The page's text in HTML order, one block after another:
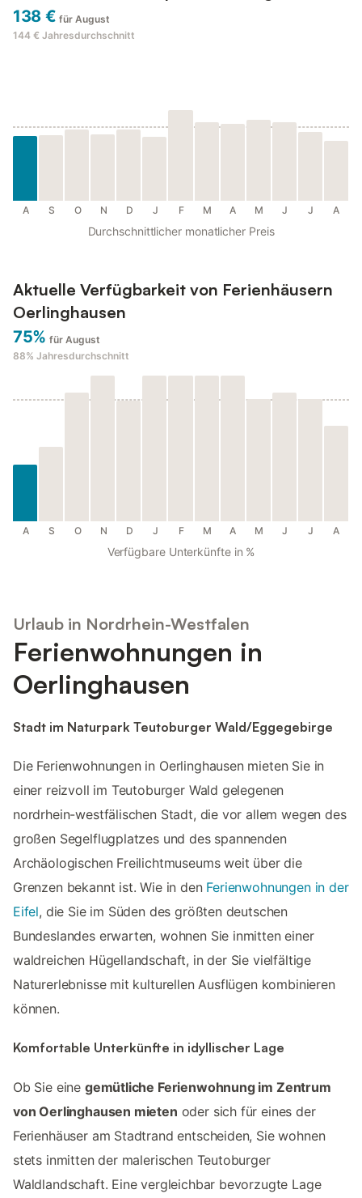
138 € für August
144 € Jahresdurchschnitt
A S O N D J F M A M J J A
Durchschnittlicher monatlicher Preis
Aktuelle Verfügbarkeit von Ferienhäusern
Oerlinghausen
75% für August
88% Jahresdurchschnitt
A S O N D J F M A M J J A
Verfügbare Unterkünfte in %
Urlaub in Nordrhein-Westfalen
Ferienwohnungen in
Oerlinghausen
Stadt im Naturpark Teutoburger Wald/Eggegebirge
Die Ferienwohnungen in Oerlinghausen mieten Sie in
einer reizvoll im Teutoburger Wald gelegenen
nordrhein-westfälischen Stadt, die vor allem wegen des
großen Segelflugplatzes und des spannenden
Archäologischen Freilichtmuseums weit über die
Grenzen bekannt ist. Wie in den Ferienwohnungen in der
Eifel, die Sie im Süden des größten deutschen
Bundeslandes erwarten, wohnen Sie inmitten einer
waldreichen Hügellandschaft, in der Sie vielfältige
Naturerlebnisse mit kulturellen Ausflügen kombinieren
können.
Komfortable Unterkünfte in idyllischer Lage
Ob Sie eine gemütliche Ferienwohnung im Zentrum
von Oerlinghausen mieten oder sich für eines der
Ferienhäuser am Stadtrand entscheiden, Sie wohnen
stets inmitten der malerischen Teutoburger
Waldlandschaft. Eine vergleichbar bevorzugte Lage